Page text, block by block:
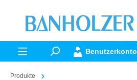
springen
Benutzerkonto
Produkte